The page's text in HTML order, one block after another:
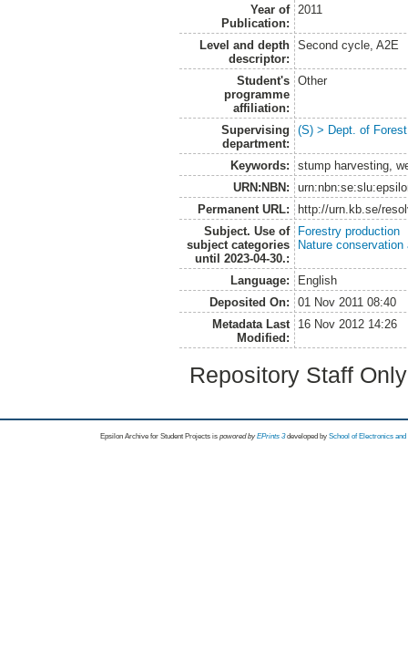
Year of
Publication:
2011
Level and depth
descriptor:
Second cycle, A2E
Student's
programme
affiliation:
Other
Supervising
department:
(S) > Dept. of
Keywords:
stump harvesting,
URN:NBN:
Permanent URL:
http://urn.kb.se/
Subject. Use of
subject categories
until 2023-04-30.:
Forestry production
Nature
Language:
English
Deposited On:
01 Nov 2011 08:40
Metadata Last
Modified:
16 Nov 2012 14:26
Repository Staff
Epsilon Archive for Student Projects is powored byEPrints 3 developed by School of Electronics